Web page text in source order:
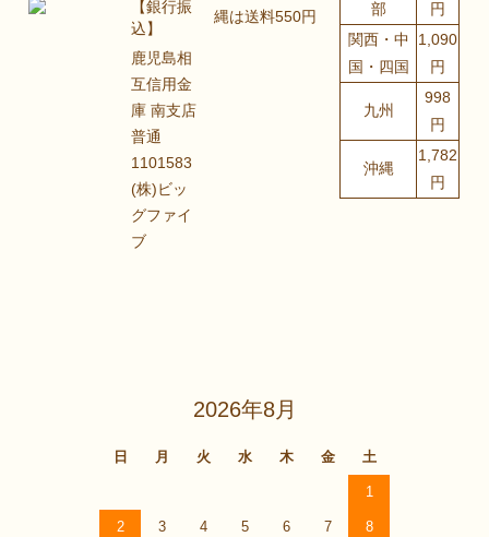
【銀行振
込】
鹿児島相
互信用金
庫 南支店
普通
1101583
(株)ビッ
グファイ
ブ
縄は送料550円
部
円
関西・中
国・四国
1,090
円
九州
998
円
沖縄
1,782
円
2026年8月
日 月 火 水 木 金 土
1
2 3 4 5 6 7 8